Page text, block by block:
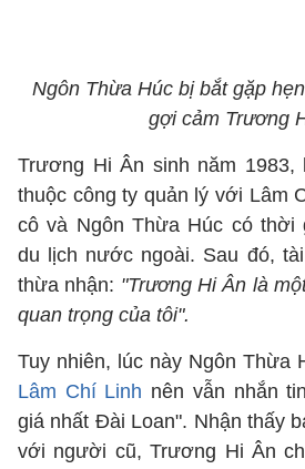
Ngôn Thừa Húc bị bắt gặp
gợi cảm Trương
Trương Hi Ân sinh năm 1983,
thuộc công ty quản lý với Lâm
cô và Ngôn Thừa Húc có thời
du lịch nước ngoài. Sau đó,
thừa nhận: "Trương Hi Ân là
quan trọng của tôi".
Tuy nhiên, lúc này Ngôn Thừa
Lâm Chí Linh nên vẫn nhắn
giá nhất Đài Loan". Nhận thấy
với người cũ, Trương Hi Ân